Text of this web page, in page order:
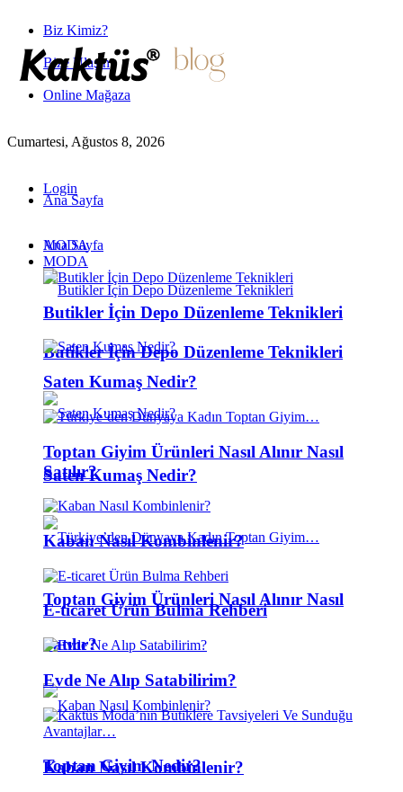
Biz Kimiz?
Bize Ulaşın
Online Mağaza
Cumartesi, Ağustos 8, 2026
Login
Ana Sayfa
MODA
Butikler İçin Depo Düzenleme Teknikleri
Saten Kumaş Nedir?
Toptan Giyim Ürünleri Nasıl Alınır Nasıl
Satılır?
Kaban Nasıl Kombinlenir?
Ana Sayfa
MODA
Butikler İçin Depo Düzenleme Teknikleri
Saten Kumaş Nedir?
Toptan Giyim Ürünleri Nasıl Alınır Nasıl
Satılır?
Kaban Nasıl Kombinlenir?
E-ticaret Ürün Bulma Rehberi
Evde Ne Alıp Satabilirim?
Toptan Giyim Nedir?